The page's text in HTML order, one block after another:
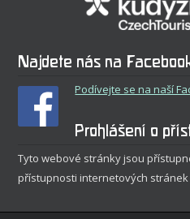
Najdete nás na
Podívejte se na naší
Prohlášení o
Tyto webové stránky jsou
přístupnosti internetových stránek